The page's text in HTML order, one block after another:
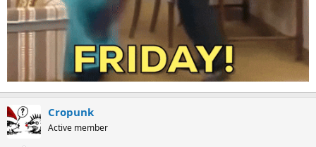
Cropunk
Active member